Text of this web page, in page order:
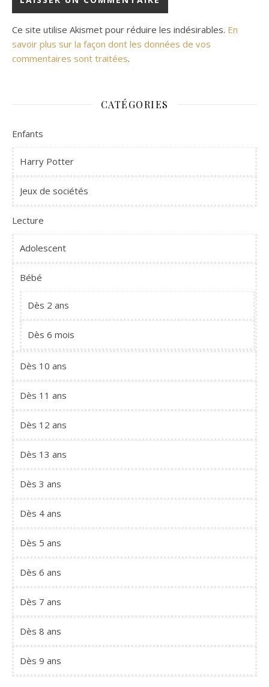
Ce site utilise Akismet pour réduire les indésirables. En
savoir plus sur la façon dont les données de vos
commentaires sont traitées.
CATÉGORIES
Enfants
Harry Potter
Jeux de sociétés
Lecture
Adolescent
Bébé
Dès 2 ans
Dès 6 mois
Dès 10 ans
Dès 11 ans
Dès 12 ans
Dès 13 ans
Dès 3 ans
Dès 4 ans
Dès 5 ans
Dès 6 ans
Dès 7 ans
Dès 8 ans
Dès 9 ans